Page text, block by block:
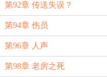
第92章 传送失误？
第94章 伤员
第96章 人声
第98章 老房之死